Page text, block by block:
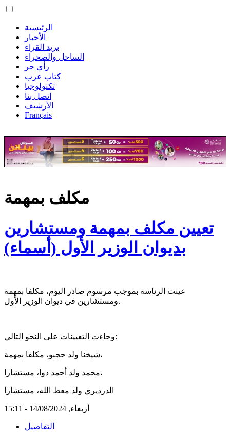
الرئيسية
الأخبار
بريد القراء
الساحل والصحراء
رأي حر
كتاب عرب
تكنولوجيا
اتصل بنا
الأرشيف
Français
مكلف بمهمة
تعيين مكلف بمهمة ومستشارين
بديوان الوزير الأول (أسماء)
عينت الرئاسة بموجب مرسوم صادر اليوم، مكلفا بمهمة
ومستشارين في ديوان الوزير الأول.
وجاءت التعيينات على النحو التالي:
شيخنا ولد حجبو، مكلفا بمهمة،
محمد ولد أحمد دوا، مستشارا،
الدرديري ولد معط الله، مستشارا
أربعاء, 14/08/2024 - 15:11
التفاصيل